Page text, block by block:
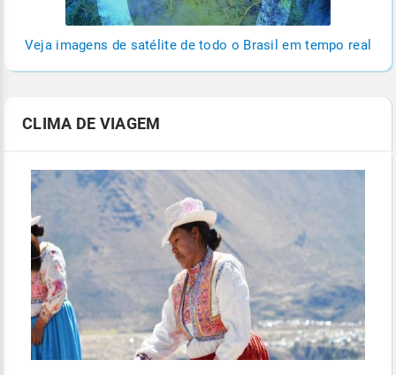
Veja imagens de satélite de todo o Brasil em tempo real
CLIMA DE VIAGEM